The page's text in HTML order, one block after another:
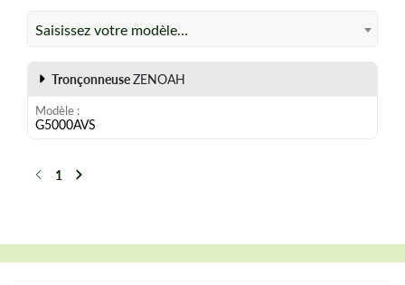
Saisissez votre modèle…
TronçonneuseZENOAH
Modèle
G5000AVS
Précédent
1 Suivant